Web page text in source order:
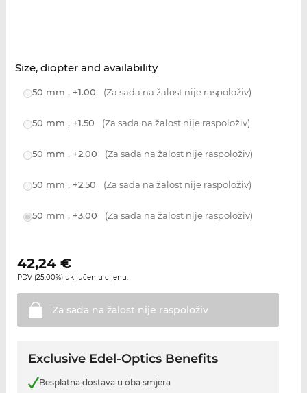
Size, diopter and availability
50 mm , +1.00 (Za sada na žalost nije raspoloživ)
50 mm , +1.50 (Za sada na žalost nije raspoloživ)
50 mm , +2.00 (Za sada na žalost nije raspoloživ)
50 mm , +2.50 (Za sada na žalost nije raspoloživ)
50 mm , +3.00 (Za sada na žalost nije raspoloživ)
42,24€
PDV (25.00%) uključen u cijenu.
Za sada na žalost nije raspoloživ
Exclusive Edel-Optics Benefits
Besplatna dostava u oba smjera